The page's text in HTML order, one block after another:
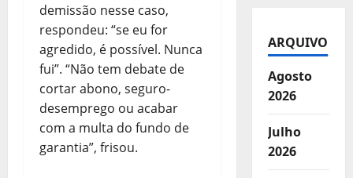
demissão nesse caso,
respondeu: “se eu for
agredido, é possível. Nunca
fui”. “Não tem debate de
cortar abono, seguro-
desemprego ou acabar
com a multa do fundo de
garantia”, frisou.
ARQUIVO
Agosto
2026
Julho
2026